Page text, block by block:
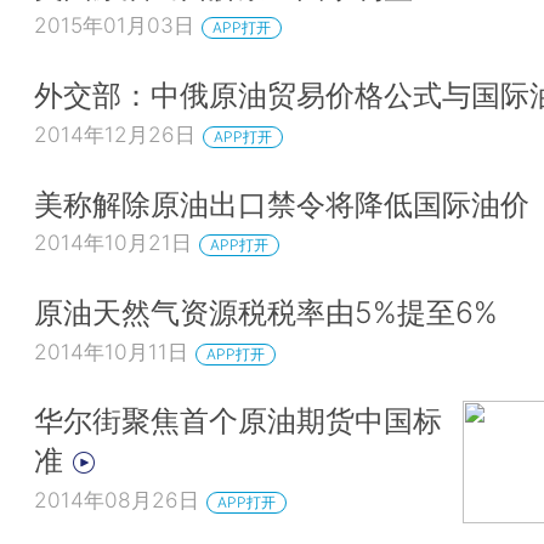
2015年01月03日 APP打开
外交部：中俄原油贸易价格公式与国际
2014年12月26日 APP打开
美称解除原油出口禁令将降低国际油价
2014年10月21日 APP打开
原油天然气资源税税率由5%提至6%
2014年10月11日 APP打开
华尔街聚焦首个原油期货中国标
准
2014年08月26日 APP打开